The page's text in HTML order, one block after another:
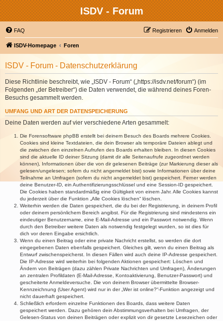
ISDV - Forum
FAQ Anmelden
Registrieren
ISDV-Homepage Foren
ISDV - Forum - Datenschutzerklärung
Diese Richtlinie beschreibt, wie „ISDV - Forum“ („https://isdv.net/forum“) (im
Folgenden „der Betreiber“) die Daten verwendet, die während deines Foren-
Besuchs gesammelt werden.
UMFANG UND ART DER DATENSPEICHERUNG
Deine Daten werden auf vier verschiedene Arten gesammelt:
Die Forensoftware phpBB erstellt bei deinem Besuch des Boards mehrere Cookies.
Cookies sind kleine Textdateien, die dein Browser als temporäre Dateien ablegt und
die zwischen den einzelnen Aufrufen des Boards erhalten bleiben. In diesen Cookies
sind die aktuelle ID deiner Sitzung (damit dir alle Seitenaufrufe zugeordnet werden
können), Informationen über die von dir gelesenen Beiträge (zur Markierung dieser als
gelesen/ungelesen; sofern du nicht angemeldet bist) sowie Informationen über deine
Teilnahme an Umfragen (sofern du nicht angemeldet bist) gespeichert. Ferner werden
deine Benutzer-ID, ein Authentifizierungsschlüssel und eine Session-ID gespeichert.
Die Cookies haben standardmäßig eine Gültigkeit von einem Jahr. Alle Cookies kannst
du jederzeit über die Funktion „Alle Cookies löschen“ löschen.
Weiterhin werden die Daten gespeichert, die du bei der Registrierung, in deinem Profil
oder deinem persönlichem Bereich angibst. Für die Registrierung sind mindestens ein
eindeutiger Benutzername, eine E-Mail-Adresse und ein Passwort notwendig. Wenn
durch den Betreiber weitere Daten als notwendig festgelegt wurden, so ist dies für
dich vor deren Eingabe ersichtlich.
Wenn du einen Beitrag oder eine private Nachricht erstellst, so werden die dort
eingegebenen Daten ebenfalls gespeichert. Gleiches gilt, wenn du einen Beitrag als
Entwurf zwischenspeicherst. In diesen Fällen wird auch deine IP-Adresse gespeichert.
Die IP-Adresse wird weiterhin bei folgenden Aktionen gespeichert: Löschen und
Ändern von Beiträgen (dazu zählen Private Nachrichten und Umfragen), Änderungen
an zentralen Profildaten (E-Mail-Adresse, Kontoaktivierung, Benutzer-Passwort) und
gescheiterte Anmeldeversuche. Die von deinem Browser übermittelte Browser-
Kennzeichnung (User Agent) wird nur in der „Wer ist online?“-Funktion angezeigt und
nicht dauerhaft gespeichert.
Schließlich erfordern einzelne Funktionen des Boards, dass weitere Daten
gespeichert werden. Dazu gehören dein Abstimmungsverhalten bei Umfragen, der
Gelesen-Status von deinen Beiträgen oder explizit von dir gesetzte Lesezeichen oder